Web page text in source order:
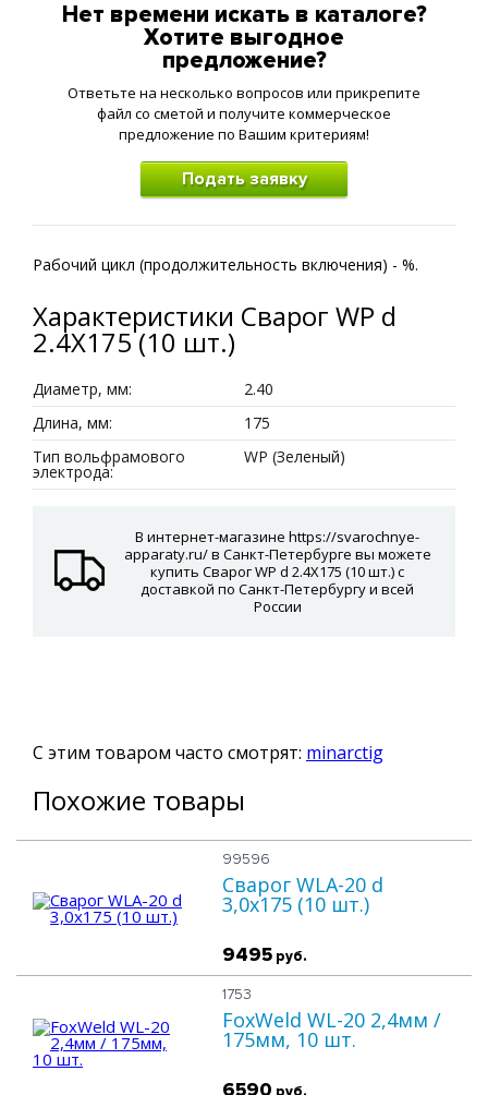
Нет времени искать в каталоге?
Хотите выгодное
предложение?
Ответьте на несколько вопросов или прикрепите
файл со сметой и получите коммерческое
предложение по Вашим критериям!
Подать заявку
Рабочий цикл (продолжительность включения) - %.
Характеристики Сварог WP d
2.4X175 (10 шт.)
Диаметр, мм:
2.40
Длина, мм:
175
Тип вольфрамового
электрода:
WP (Зеленый)
В интернет-магазине https://svarochnye-
apparaty.ru/ в Санкт-Петербурге вы можете
купить Сварог WP d 2.4X175 (10 шт.) с
доставкой по Санкт-Петербургу и всей
России
С этим товаром часто смотрят: minarctig
Похожие товары
Сварог WLA-20 d
3,0x175 (10 шт.)
99596
9495 руб.
FoxWeld WL-20 2,4мм /
175мм, 10 шт.
1753
6590